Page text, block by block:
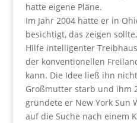
hatte eigene Pläne.
Im Jahr 2004 hatte er in
besichtigt, das zeigen
Hilfe intelligenter
der konventionellen
kann. Die Idee ließ ihn
Großmutter starb und ihm
gründete er New York Sun
auf die Suche nach einem